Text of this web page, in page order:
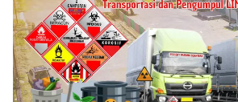
WordPress.org